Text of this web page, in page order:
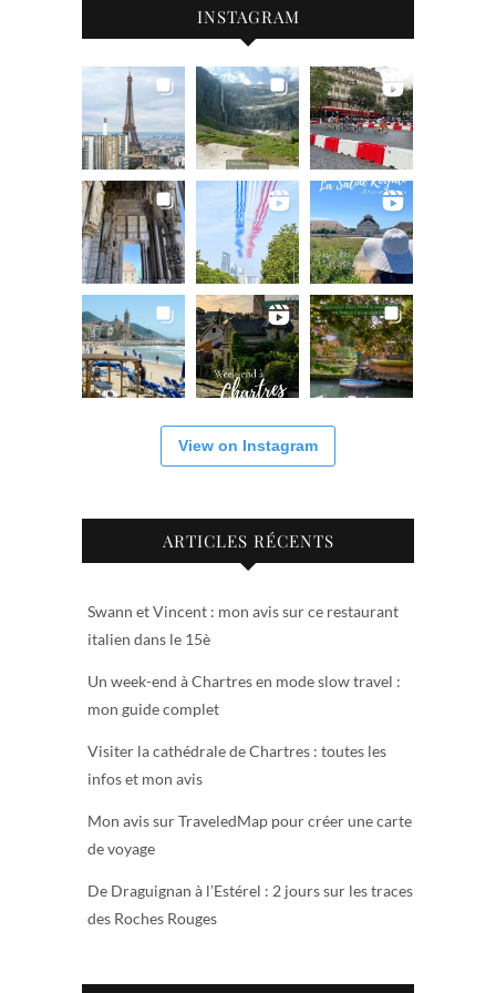
INSTAGRAM
View on Instagram
ARTICLES RÉCENTS
Swann et Vincent : mon avis sur ce restaurant
italien dans le 15è
Un week-end à Chartres en mode slow travel :
mon guide complet
Visiter la cathédrale de Chartres : toutes les
infos et mon avis
Mon avis sur TraveledMap pour créer une carte
de voyage
De Draguignan à l’Estérel : 2 jours sur les traces
des Roches Rouges